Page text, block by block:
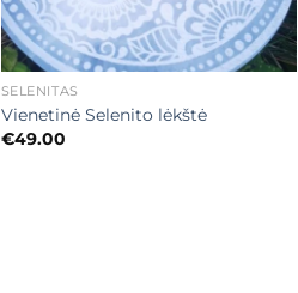
+
SELENITAS
Vienetinė Selenito lėkštė
€49.00